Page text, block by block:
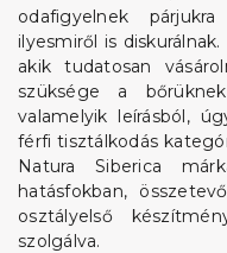
odafigyelnek
ilyesmiről is
akik tudatosan
szüksége a
valamelyik leírásból,
férfi tisztálkodás
Natura Siberica
hatásfokban,
osztályelső
szolgálva.